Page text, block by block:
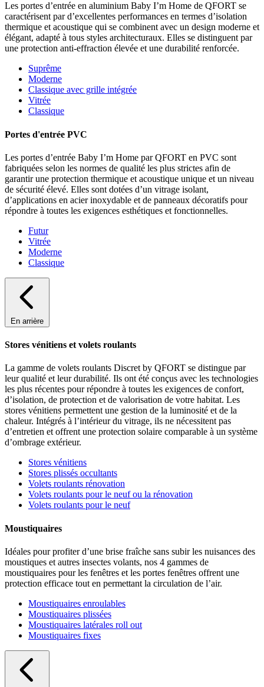
Les portes d’entrée en aluminium Baby I’m Home de QFORT se
caractérisent par d’excellentes performances en termes d’isolation
thermique et acoustique qui se combinent avec un design moderne et
élégant, adapté à tous styles architecturaux. Elles se distinguent par
une protection anti-effraction élevée et une durabilité renforcée.
Suprême
Moderne
Classique avec grille intégrée
Vitrée
Classique
Portes d'entrée PVC
Les portes d’entrée Baby I’m Home par QFORT en PVC sont
fabriquées selon les normes de qualité les plus strictes afin de
garantir une protection thermique et acoustique unique et un niveau
de sécurité élevé. Elles sont dotées d’un vitrage isolant,
d’applications en acier inoxydable et de panneaux décoratifs pour
répondre à toutes les exigences esthétiques et fonctionnelles.
Futur
Vitrée
Moderne
Classique
En arrière
Stores vénitiens et volets roulants
La gamme de volets roulants Discret by QFORT se distingue par
leur qualité et leur durabilité. Ils ont été conçus avec les technologies
les plus récentes pour répondre à toutes les exigences de confort,
d’isolation, de protection et de valorisation de votre habitat. Les
stores vénitiens permettent une gestion de la luminosité et de la
chaleur. Intégrés à l’intérieur du vitrage, ils ne nécessitent pas
d’entretien et offrent une protection solaire comparable à un système
d’ombrage extérieur.
Stores vénitiens
Stores plissés occultants
Volets roulants rénovation
Volets roulants pour le neuf ou la rénovation
Volets roulants pour le neuf
Moustiquaires
Idéales pour profiter d’une brise fraîche sans subir les nuisances des
moustiques et autres insectes volants, nos 4 gammes de
moustiquaires pour les fenêtres et les portes fenêtres offrent une
protection efficace tout en permettant la circulation de l’air.
Moustiquaires enroulables
Moustiquaires plissées
Moustiquaires latérales roll out
Moustiquaires fixes